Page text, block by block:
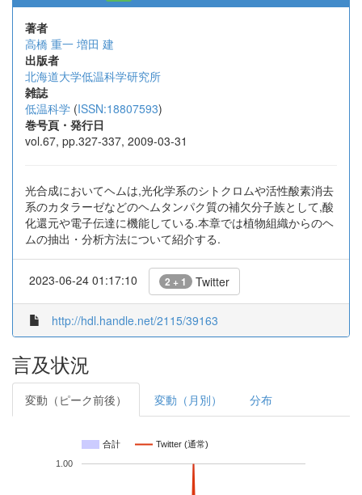
著者
高橋 重一 増田 建
出版者
北海道大学低温科学研究所
雑誌
低温科学 (ISSN:18807593)
巻号頁・発行日
vol.67, pp.327-337, 2009-03-31
光合成においてヘムは,光化学系のシトクロムや活性酸素消去
系のカタラーゼなどのヘムタンパク質の補欠分子族として,酸
化還元や電子伝達に機能している.本章では植物組織からのヘ
ムの抽出・分析方法について紹介する.
2023-06-24 01:17:10 2 + 1 Twitter
http://hdl.handle.net/2115/39163
言及状況
変動（ピーク前後） 変動（月別） 分布
合計 Twitter (通常)
1.00